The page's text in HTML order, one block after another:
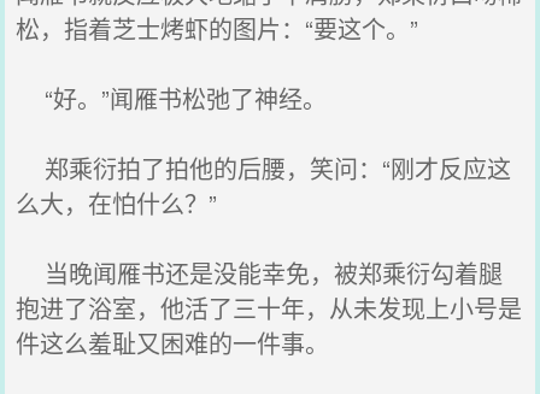
松，指着芝士烤虾的图片：“要这个。”
“好。”闻雁书松弛了神经。
郑乘衍拍了拍他的后腰，笑问：“刚才反应这
么大，在怕什么？”
当晚闻雁书还是没能幸免，被郑乘衍勾着腿
抱进了浴室，他活了三十年，从未发现上小号是
件这么羞耻又困难的一件事。